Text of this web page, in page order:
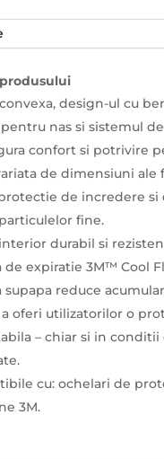
design-ul cu
nas si sistemul
confort si potrivire
de dimensiuni ale
de incredere si
fine.
durabil si
de expiratie 3M™ Cool
supapa reduce
oferi utilizatorilor o
– chiar si in conditii
cu: ochelari de
3M.